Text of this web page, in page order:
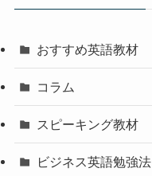
おすすめ英語教材
コラム
スピーキング教材
ビジネス英語勉強法